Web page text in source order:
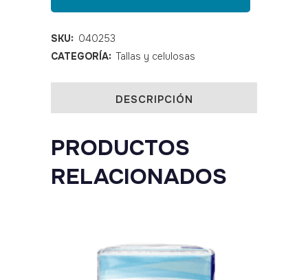
industrial
TOILEX
18
rollos
quantity
SKU: 040253
CATEGORÍA: Tallas y celulosas
DESCRIPCIÓN
PRODUCTOS
RELACIONADOS